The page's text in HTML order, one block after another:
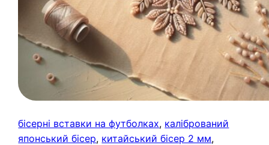
бісерні вставки на футболках, калібрований
японський бісер, китайський бісер 2 мм